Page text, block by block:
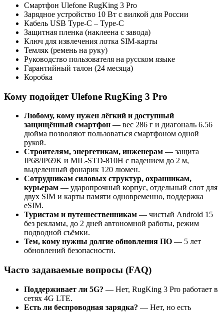
Смартфон Ulefone RugKing 3 Pro
Зарядное устройство 10 Вт с вилкой для России
Кабель USB Type‑C – Type‑C
Защитная пленка (наклеена с завода)
Ключ для извлечения лотка SIM‑карты
Темляк (ремень на руку)
Руководство пользователя на русском языке
Гарантийный талон (24 месяца)
Коробка
Кому подойдет Ulefone RugKing 3 Pro
Любому, кому нужен лёгкий и доступный
защищённый смартфон — вес 286 г и диагональ 6.56
дюйма позволяют пользоваться смартфоном одной
рукой.
Строителям, энергетикам, инженерам — защита
IP68/IP69K и MIL-STD-810H с падением до 2 м,
выделенный фонарик 120 люмен.
Сотрудникам силовых структур, охранникам,
курьерам — ударопрочный корпус, отдельный слот для
двух SIM и карты памяти одновременно, поддержка
eSIM.
Туристам и путешественникам — чистый Android 15
без рекламы, до 2 дней автономной работы, режим
подводной съёмки.
Тем, кому нужны долгие обновления ПО — 5 лет
обновлений безопасности.
Часто задаваемые вопросы (FAQ)
Поддерживает ли 5G? — Нет, RugKing 3 Pro работает в
сетях 4G LTE.
Есть ли беспроводная зарядка? — Нет, но есть